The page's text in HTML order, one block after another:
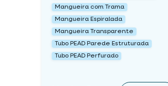
Mangueira com Trama
Mangueira Espiralada
Mangueira Transparente
Tubo PEAD Parede Estruturada
Tubo PEAD Perfurado